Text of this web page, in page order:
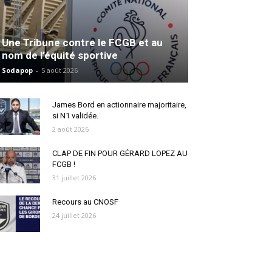
Une Tribune contre le FCGB et au
nom de l’équité sportive
Sodapop - 5 août 2026
James Bord en actionnaire majoritaire,
si N1 validée.
2 août 2026
CLAP DE FIN POUR GÉRARD LOPEZ AU
FCGB !
31 juillet 2026
Recours au CNOSF
24 juillet 2026